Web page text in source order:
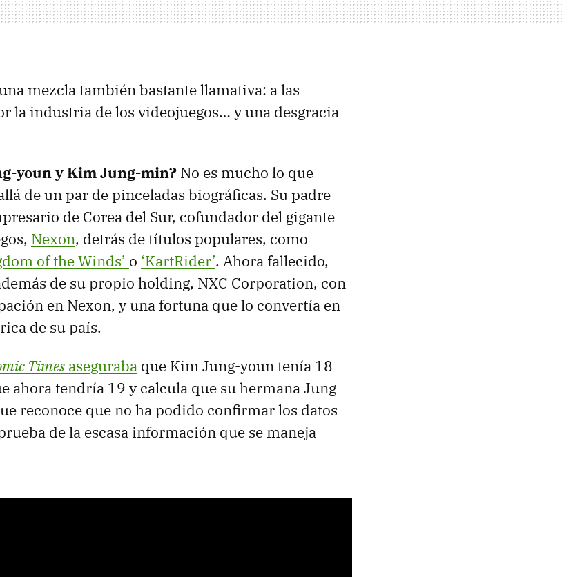
mezcla también bastante llamativa: a las
la industria de los videojuegos… y una desgracia
youn y Kim Jung-min? No es mucho lo que
de un par de pinceladas biográficas. Su padre
de Corea del Sur, cofundador del gigante
Nexon, detrás de títulos populares, como
of the Winds’ o ‘KartRider’. Ahora fallecido,
de su propio holding, NXC Corporation, con
en Nexon, y una fortuna que lo convertía en
de su país.
Times aseguraba que Kim Jung-youn tenía 18
ahora tendría 19 y calcula que su hermana Jung-
reconoce que no ha podido confirmar los datos
de la escasa información que se maneja